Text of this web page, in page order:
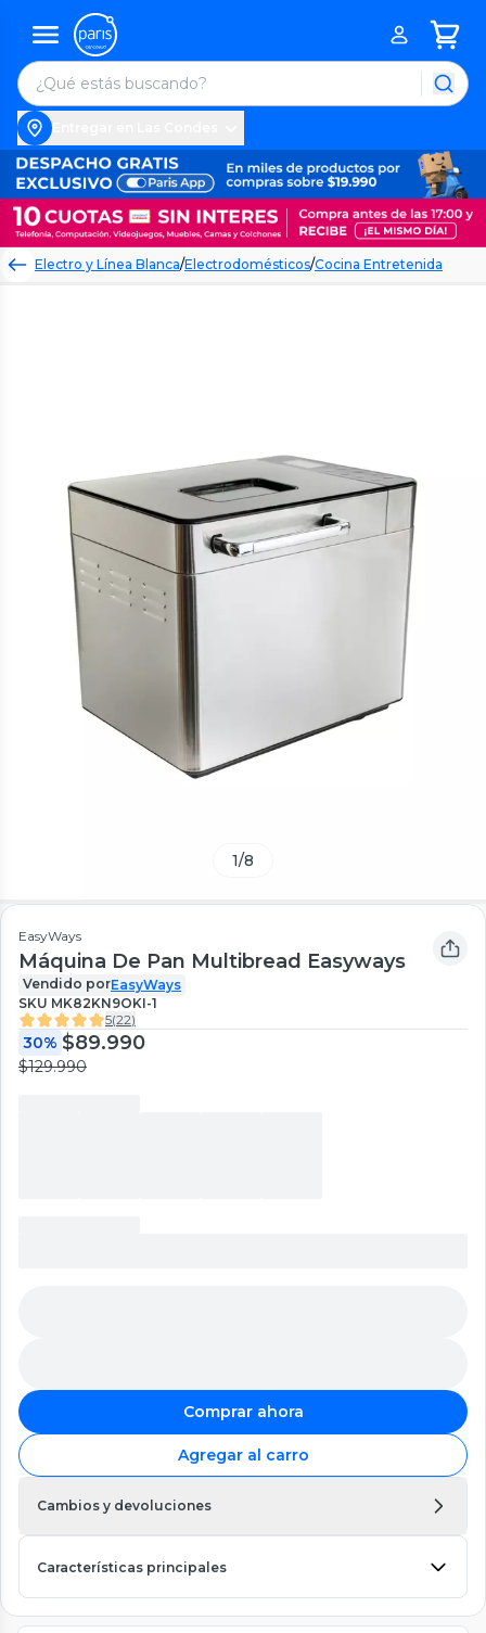
Electro y Línea Blanca/Electrodomésticos/Cocina Entretenida
1/8
EasyWays
Máquina De Pan Multibread Easyways
Vendido porEasyWays
SKU MK82KN9OKI-1
5(22)
30% $89.990
$129.990
Comprar ahora
Agregar al carro
Cambios y devoluciones
Características principales